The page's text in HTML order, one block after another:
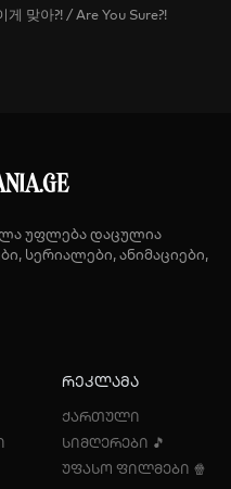
게 맞아?! / Are You Sure?!
უფლება დაცულია
სერიალები, ანიმაციები,
რეკლამა
ქართული
სიმღერები 🎵
უფასო ფილმები 🍿